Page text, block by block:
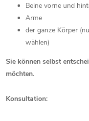
Beine vorne und
Arme
der ganze Körper
wählen)
Sie können selbst
möchten.
Konsultation: